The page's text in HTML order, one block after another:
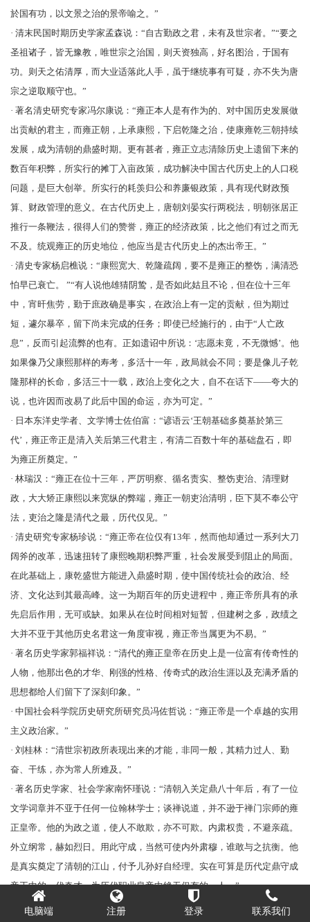
於国有功，以文景之治的景帝喻之。”
· 清末民国时期历史学家孟森说：“自古勤政之君，未有及世宗者。”“要之
圣祖诸子，皆无豫教，唯世宗之治国，则天资独高，好名图治，于国有
功。则天之佑清厚，而大业适落此人手，虽于继统事有可疑，亦不失为唐
宗之逆取顺守也。”
· 著名清史研究专家冯尔康说：“雍正本人是有作为的、对中国历史发展做
出贡献的君主，而雍正朝，上承康熙，下启乾隆之治，使康雍乾三朝持续
发展，成为清朝的鼎盛时期。更有甚者，雍正立志清除历史上遗留下来的
数百年积弊，所实行的摊丁入亩政策，成功解决中国古代历史上的人口税
问题，是巨大创举。所实行的耗羡归公和养廉银政策，具有现代财政预
算、财政管理的意义。在古代历史上，唐朝刘晏实行两税法，明朝张居正
推行一条鞭法，很得人们的赞誉，雍正的经济政策，比之他们有过之而无
不及。统观雍正的历史地位，他应当是古代历史上的杰出帝王。”
· 清史专家杨启樵说：“康熙宽大、乾隆疏阔，要不是雍正的整饬，满清恐
怕早已衰亡。 ”“有人说他雄猜阴鸷，是否如此姑且不论，但在位十三年
中，宵旰焦劳，勤于庶政确是事实，在政治上有一定的贡献，但为期过
短，遽尔暴卒，留下尚未完成的任务；即使已经施行的，由于“人亡政
息”，反而引起流弊的也有。正如遗诏中所说：‘志愿未竟，不无微憾’。他
如果像乃父康熙那样的寿考，多活十一年，政局就会不同；要是像儿子乾
隆那样的长命，多活三十一载，政治上变化之大，自不在话下——夸大的
说，也许因而改易了此后中国的命运，亦为可定。”
· 日本东洋史学者、文学博士佐伯富 ：“谚语云‘王朝基础多奠基於第三
代’，雍正帝正是清入关后第三代君主，有清二百数十年的基础盘石，即
为雍正所奠定。”
· 林瑞汉：“雍正在位十三年，严厉明察、循名责实、整饬吏治、清理财
政，大大矫正康熙以来宽纵的弊端，雍正一朝吏治清明，臣下莫不奉公守
法，吏治之隆是清代之最，历代仅见。”
· 清史研究专家杨珍说：“雍正帝在位仅有13年，然而他却通过一系列大刀
阔斧的改革，迅速扭转了康熙晚期积弊严重，社会发展受到阻止的局面。
在此基础上，康乾盛世方能进入鼎盛时期，使中国传统社会的政治、经
济、文化达到其最高峰。这一为期百年的历史进程中，雍正帝所具有的承
先启后作用，无可或缺。如果从在位时间相对短暂，但建树之多，政绩之
大并不亚于其他历史名君这一角度审视，雍正帝当属更为不易。”
· 著名历史学家郭福祥说：“清代的雍正皇帝在历史上是一位富有传奇性的
人物，他那出色的才华、刚强的性格、传奇式的政治生涯以及充满矛盾的
思想都给人们留下了深刻印象。”
· 中国社会科学院历史研究所研究员冯佐哲说：“雍正帝是一个卓越的实用
主义政治家。”
· 刘桂林 ：“清世宗初政所表现出来的才能，非同一般，其精力过人、勤
奋、干练，亦为常人所难及。”
· 著名历史学家、社会学家南怀瑾说：“清朝入关定鼎八十年后，有了一位
文学词章并不亚于任何一位翰林学士；谈禅说道，并不逊于禅门宗师的雍
正皇帝。他的为政之道，使人不敢欺，亦不可欺。内肃权贵，不避亲疏。
外立纲常，赫如烈日。用此守成，当然可使内外肃穆，谁敢与之抗衡。他
是真实奠定了清朝的江山，付予儿孙好自经理。实在可算是历代定鼎守成
帝王中的一代奇才，为历代职业皇帝中绝无仅有的一人。”
· 著名历史学家
说：“他刻薄是真刻薄，但不寡恩；冷酷是真冷酷，
电脑端 注册 登录 联系我们